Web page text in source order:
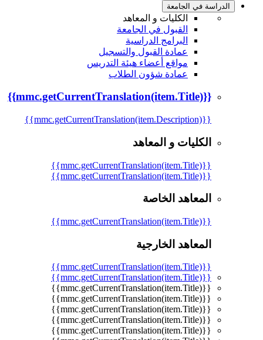
الدراسة في الجامعة
الكليات و المعاهد
القبول في الجامعة
البرامج الدراسية
عمادة القبول والتسجيل
مواقع أعضاء هيئة التدريس
عمادة شؤون الطلاب
{{mmc.getCurrentTranslation(item.Title)}}
{{mmc.getCurrentTranslation(item.Description)}}
الكليات و المعاهد
{{mmc.getCurrentTranslation(item.Title)}}
{{mmc.getCurrentTranslation(item.Title)}}
المعاهد الخاصة
{{mmc.getCurrentTranslation(item.Title)}}
المعاهد الخارجية
{{mmc.getCurrentTranslation(item.Title)}}
{{mmc.getCurrentTranslation(item.Title)}}
{{mmc.getCurrentTranslation(item.Title)}}
{{mmc.getCurrentTranslation(item.Title)}}
{{mmc.getCurrentTranslation(item.Title)}}
{{mmc.getCurrentTranslation(item.Title)}}
{{mmc.getCurrentTranslation(item.Title)}}